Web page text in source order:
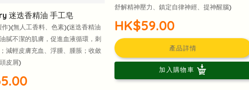
迷迭香精油 手工皂
)(無人工香料、色素)(迷迭香精油
膩不潔的肌膚，促進血液循環，刺
減輕皮膚充血、浮腫、腫脹；收斂
皮屑)
舒解精神壓力、鎮定自律神經、提神醒腦)
HK$59.00
產品詳情
加入購物車